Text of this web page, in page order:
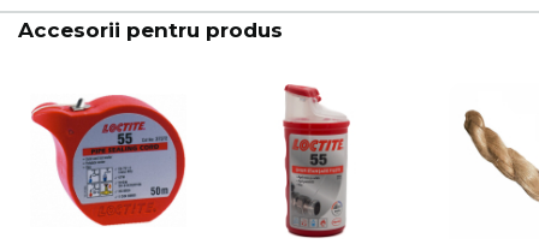
Accesorii pentru produs